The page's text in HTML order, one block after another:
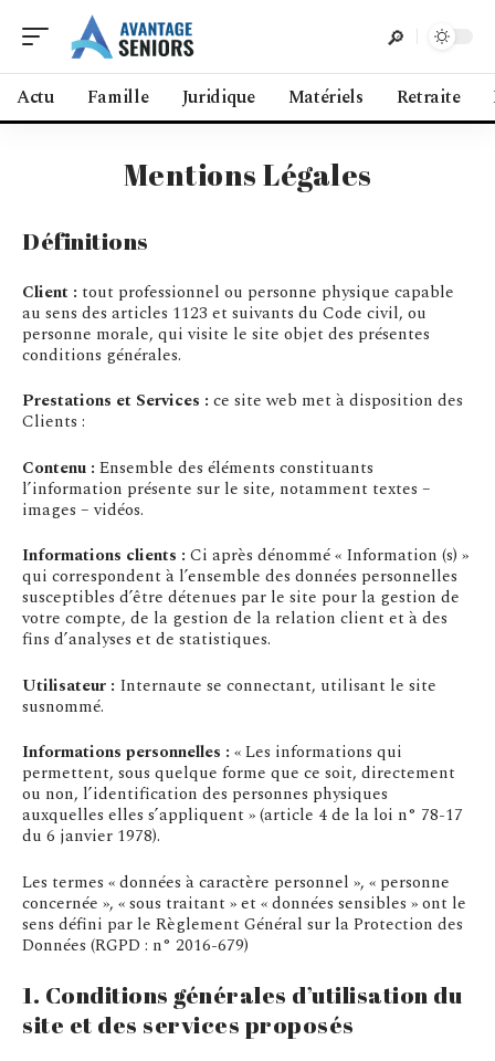
Actu Famille Juridique Matériels Retraite
Mentions Légales
Définitions
Client : tout professionnel ou personne physique capable
au sens des articles 1123 et suivants du Code civil, ou
personne morale, qui visite le site objet des présentes
conditions générales.
Prestations et Services : ce site web met à disposition des
Clients :
Contenu : Ensemble des éléments constituants
l’information présente sur le site, notamment textes –
images – vidéos.
Informations clients : Ci après dénommé « Information (s) »
qui correspondent à l’ensemble des données personnelles
susceptibles d’être détenues par le site pour la gestion de
votre compte, de la gestion de la relation client et à des
fins d’analyses et de statistiques.
Utilisateur : Internaute se connectant, utilisant le site
susnommé.
Informations personnelles : « Les informations qui
permettent, sous quelque forme que ce soit, directement
ou non, l’identification des personnes physiques
auxquelles elles s’appliquent » (article 4 de la loi n° 78-17
du 6 janvier 1978).
Les termes « données à caractère personnel », « personne
concernée », « sous traitant » et « données sensibles » ont le
sens défini par le Règlement Général sur la Protection des
Données (RGPD : n° 2016-679)
1. Conditions générales d’utilisation du
site et des services proposés